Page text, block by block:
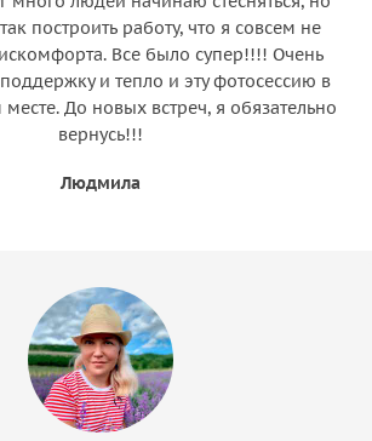
построить работу, что я совсем не
Все было супер!!!! Очень
и тепло и эту фотосессию в
До новых встреч, я обязательно
вернусь!!!
Людмила